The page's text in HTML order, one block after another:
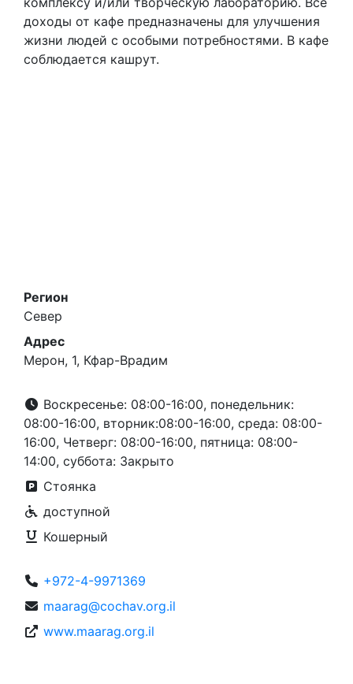
доходы от кафе предназначены для улучшения
жизни людей с особыми потребностями. В кафе
соблюдается кашрут.
Регион
Север
Адрес
Мерон, 1, Кфар-Врадим
Воскресенье: 08:00-16:00, понедельник:
08:00-16:00, вторник:08:00-16:00, среда: 08:00-
16:00, Четверг: 08:00-16:00, пятница: 08:00-
14:00, суббота: Закрыто
Стоянка
доступной
Кошерный
+972-4-9971369
maarag@cochav.org.il
www.maarag.org.il